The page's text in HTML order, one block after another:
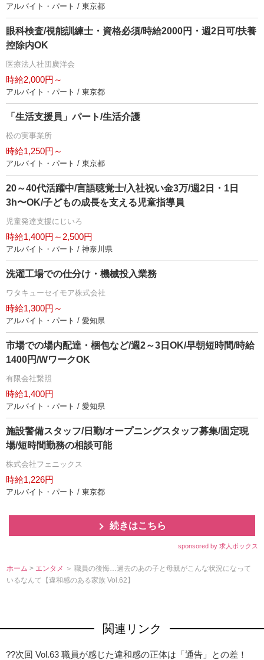
アルバイト・パート / 東京都
眼科検査/視能訓練士・資格必須/時給2000円・週2日可/扶養
控除内OK
医療法人社団廣洋会
時給2,000円～
アルバイト・パート / 東京都
「生活支援員」パート/生活介護
松の実事業所
時給1,250円～
アルバイト・パート / 東京都
20～40代活躍中/言語聴覚士/入社祝い金3万/週2日・1日
3h〜OK/子どもの成長を支える児童指導員
児童発達支援にじいろ
時給1,400円～2,500円
アルバイト・パート / 神奈川県
洗濯工場での仕分け・機械投入業務
ワタキューセイモア株式会社
時給1,300円～
アルバイト・パート / 愛知県
市場での場内配達・梱包など/週2～3日OK/早朝短時間/時給
1400円/WワークOK
有限会社繋照
時給1,400円
アルバイト・パート / 愛知県
施設警備スタッフ/日勤/オープニングスタッフ募集/固定現
場/短時間勤務の相談可能
株式会社フェニックス
時給1,226円
アルバイト・パート / 東京都
続きはこちら
sponsored by 求人ボックス
ホーム > エンタメ ＞ 職員の後悔…過去のあの子と母親がこんな状況になって
いるなんて【違和感のある家族 Vol.62】
関連リンク
??次回 Vol.63 職員が感じた違和感の正体は「通告」との差！